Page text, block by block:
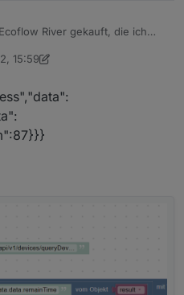
River gekauft, die ich
Hersteller einen Link zur API
und Restzeit einsehen
Information tatsächlich auch
welche Instrumente benötige
im iobroker zu verarbeiten?
einmal versucht?
15:59